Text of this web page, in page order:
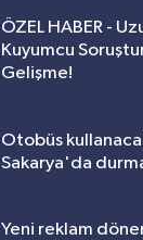
ÖZEL HABER -
Kuyumcu
Gelişme!
Otobüs
Sakarya'da
Yeni reklam